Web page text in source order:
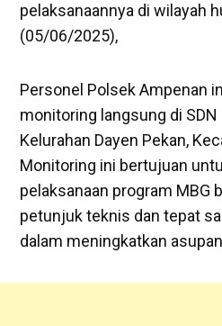
pelaksanaannya di wilayah
(05/06/2025),
Personel Polsek Ampenan
monitoring langsung di SDN
Kelurahan Dayen Pekan,
Monitoring ini bertujuan
pelaksanaan program MBG
petunjuk teknis dan tepat
dalam meningkatkan